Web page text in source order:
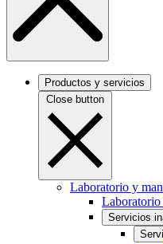
Productos y servicios
Close button
Laboratorio y
Laboratorio
Servicios